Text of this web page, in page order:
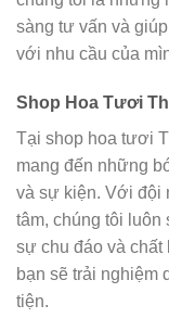
sàng tư vấn và
với nhu cầu của
Shop Hoa Tươi
Tại shop hoa tươi
mang đến những
và sự kiện. Với đội
tâm, chúng tôi
sự chu đáo và
bạn sẽ trải nghiệm
tiện.